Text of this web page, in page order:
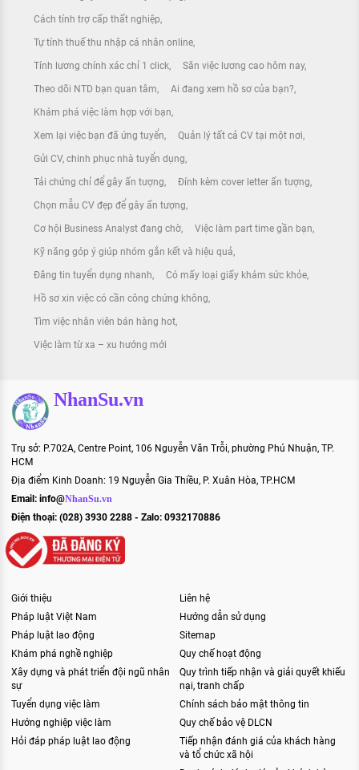
Cách tính trợ cấp thất nghiệp
Tự tính thuế thu nhập cá nhân online
Tính lương chính xác chỉ 1 click Săn việc lương cao hôm nay
Theo dõi NTD bạn quan tâm Ai đang xem hồ sơ của bạn?
Khám phá việc làm hợp với bạn
Xem lại việc bạn đã ứng tuyển Quản lý tất cả CV tại một nơi
Gửi CV, chinh phục nhà tuyển dụng
Tải chứng chỉ để gây ấn tượng Đính kèm cover letter ấn tượng
Chọn mẫu CV đẹp để gây ấn tượng
Cơ hội Business Analyst đang chờ Việc làm part time gần bạn
Kỹ năng góp ý giúp nhóm gắn kết và hiệu quả
Đăng tin tuyển dụng nhanh Có mấy loại giấy khám sức khỏe
Hồ sơ xin việc có cần công chứng không
Tìm việc nhân viên bán hàng hot
Việc làm từ xa – xu hướng mới
NhanSu.vn
Trụ sở: P.702A, Centre Point, 106 Nguyễn Văn Trỗi, phường Phú Nhuận, TP.
HCM
Địa điểm Kinh Doanh: 19 Nguyễn Gia Thiều, P. Xuân Hòa, TP.HCM
Email: info@NhanSu.vn
Điện thoại: (028) 3930 2288 - Zalo: 0932170886
Giới thiệu
Pháp luật Việt Nam
Pháp luật lao động
Khám phá nghề nghiệp
Xây dựng và phát triển đội ngũ nhân
sự
Tuyển dụng việc làm
Hướng nghiệp việc làm
Hỏi đáp pháp luật lao động
Liên hệ
Hướng dẫn sử dụng
Sitemap
Quy chế hoạt động
Quy trình tiếp nhận và giải quyết khiếu
nại, tranh chấp
Chính sách bảo mật thông tin
Quy chế bảo vệ DLCN
Tiếp nhận đánh giá của khách hàng
và tổ chức xã hội